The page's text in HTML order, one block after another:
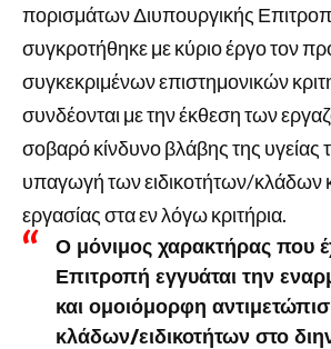
πορισμάτων Διυπουργικής
συγκροτήθηκε με κύριο έργο τον
συγκεκριμένων επιστημονικών
συνδέονται με την έκθεση των
σοβαρό κίνδυνο βλάβης της υγείας
υπαγωγή των ειδικοτήτων/κλάδων
εργασίας στα εν λόγω κριτήρια.
Ο μόνιμος χαρακτήρας που
Επιτροπή εγγυάται την
και ομοιόμορφη
κλάδων/ειδικοτήτων στο